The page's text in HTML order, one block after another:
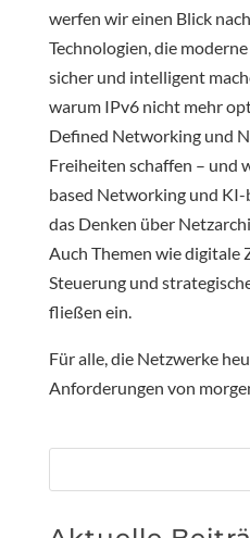
werfen wir einen Blick
Technologien, die
sicher und intelligent
warum IPv6 nicht mehr
Defined Networking und
Freiheiten schaffen – und
based Networking und
das Denken über
Auch Themen wie digitale
Steuerung und
fließen ein.
Für alle, die Netzwerke
Anforderungen von